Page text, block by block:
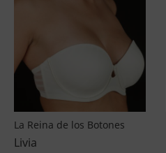
La Reina de los Botones
Livia